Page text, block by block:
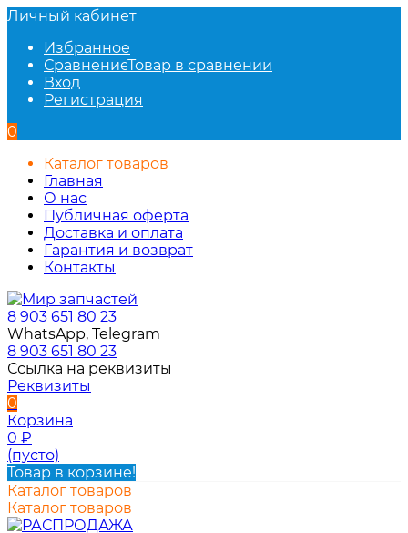
Личный кабинет
Избранное
СравнениеТовар в сравнении
Вход
Регистрация
0
Каталог товаров
Главная
О нас
Публичная оферта
Доставка и оплата
Гарантия и возврат
Контакты
8 903 651 80 23
WhatsApp, Telegram
8 903 651 80 23
Ссылка на реквизиты
Реквизиты
0
Корзина
0 ₽
(пусто)
Товар в корзине!
Каталог товаров
Каталог товаров